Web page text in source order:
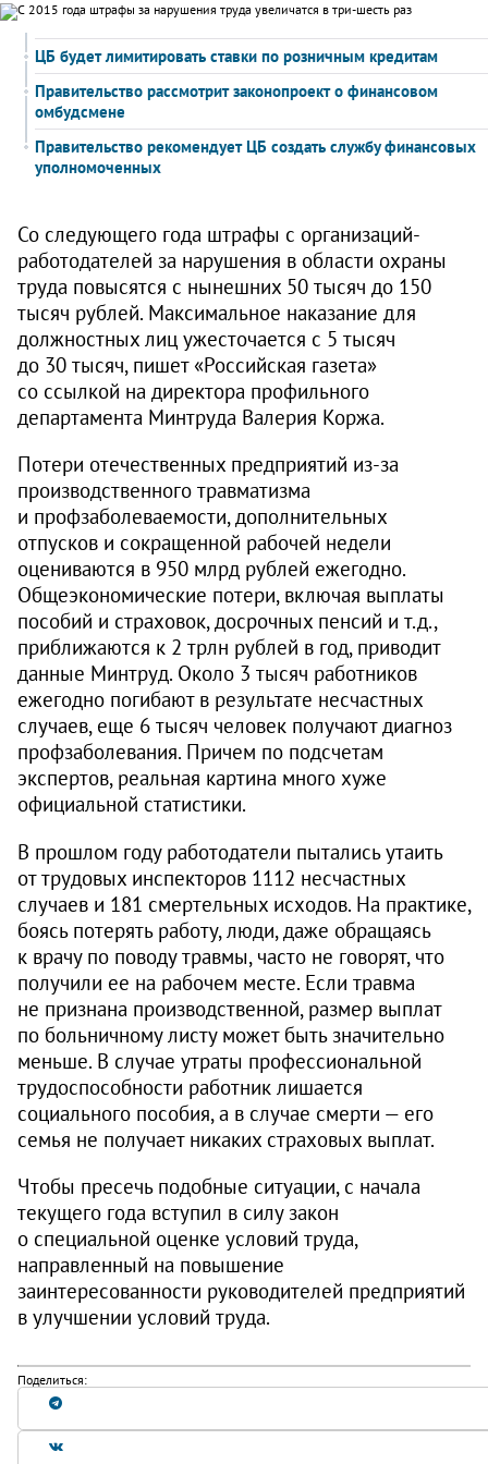
ЦБ будет лимитировать ставки по розничным кредитам
Правительство рассмотрит законопроект о финансовом
омбудсмене
Правительство рекомендует ЦБ создать службу финансовых
уполномоченных
Со следующего года штрафы с организаций-
работодателей за нарушения в области охраны
труда повысятся с нынешних 50 тысяч до 150
тысяч рублей. Максимальное наказание для
должностных лиц ужесточается с 5 тысяч
до 30 тысяч, пишет «Российская газета»
со ссылкой на директора профильного
департамента Минтруда Валерия Коржа.
Потери отечественных предприятий из-за
производственного травматизма
и профзаболеваемости, дополнительных
отпусков и сокращенной рабочей недели
оцениваются в 950 млрд рублей ежегодно.
Общеэкономические потери, включая выплаты
пособий и страховок, досрочных пенсий и т.д.,
приближаются к 2 трлн рублей в год, приводит
данные Минтруд. Около 3 тысяч работников
ежегодно погибают в результате несчастных
случаев, еще 6 тысяч человек получают диагноз
профзаболевания. Причем по подсчетам
экспертов, реальная картина много хуже
официальной статистики.
В прошлом году работодатели пытались утаить
от трудовых инспекторов 1112 несчастных
случаев и 181 смертельных исходов. На практике,
боясь потерять работу, люди, даже обращаясь
к врачу по поводу травмы, часто не говорят, что
получили ее на рабочем месте. Если травма
не признана производственной, размер выплат
по больничному листу может быть значительно
меньше. В случае утраты профессиональной
трудоспособности работник лишается
социального пособия, а в случае смерти — его
семья не получает никаких страховых выплат.
Чтобы пресечь подобные ситуации, с начала
текущего года вступил в силу закон
о специальной оценке условий труда,
направленный на повышение
заинтересованности руководителей предприятий
в улучшении условий труда.
Поделиться: